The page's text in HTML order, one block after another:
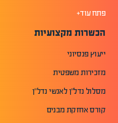
פתח עוד+
הכשרות מקצועיות
ייעוץ פנסיוני
מזכירות משפטית
מסלול נדל"ן לאנשי נדל"ן
קורס אחזקת מבנים